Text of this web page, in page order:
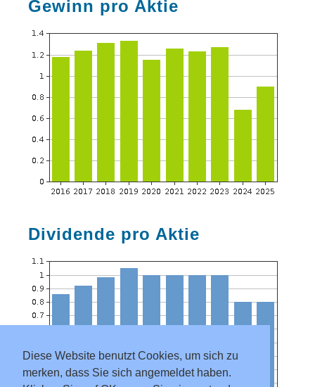
Diese Website benutzt Cookies, um sich zu
merken, dass Sie sich angemeldet haben.
Gewinn pro Aktie
Dividende pro Aktie